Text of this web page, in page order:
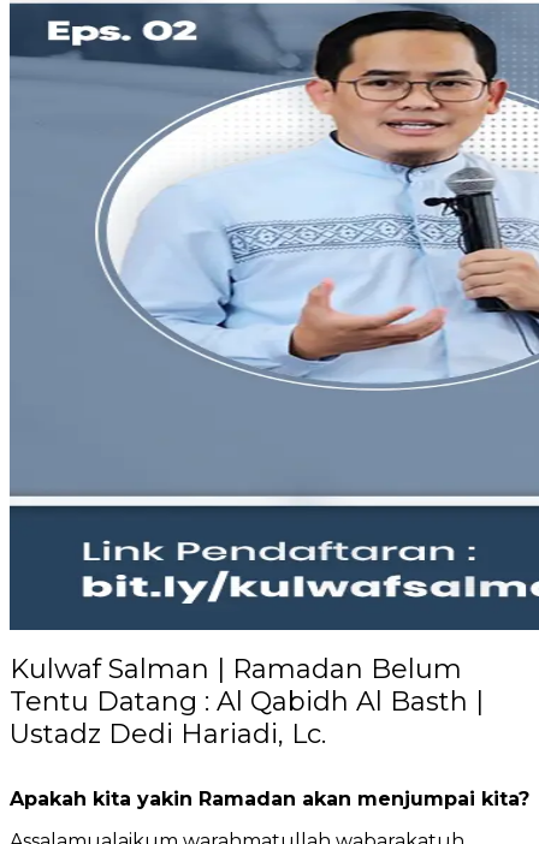
Kulwaf Salman | Ramadan Belum
Tentu Datang : Al Qabidh Al Basth |
Ustadz Dedi Hariadi, Lc.
Apakah kita yakin Ramadan akan menjumpai kita?